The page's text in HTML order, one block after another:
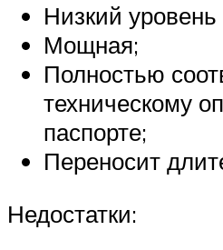
Низкий
Мощная;
Полностью
техническому
паспорте;
Переносит
Недостатки: